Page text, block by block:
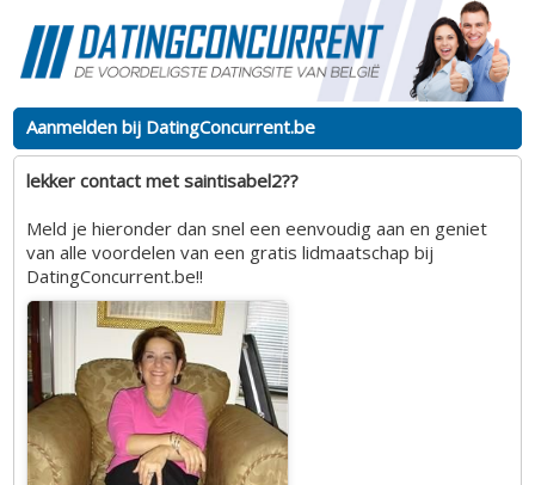
Aanmelden bij DatingConcurrent.be
lekker contact met saintisabel2??
Meld je hieronder dan snel een eenvoudig aan en geniet
van alle voordelen van een gratis lidmaatschap bij
DatingConcurrent.be!!